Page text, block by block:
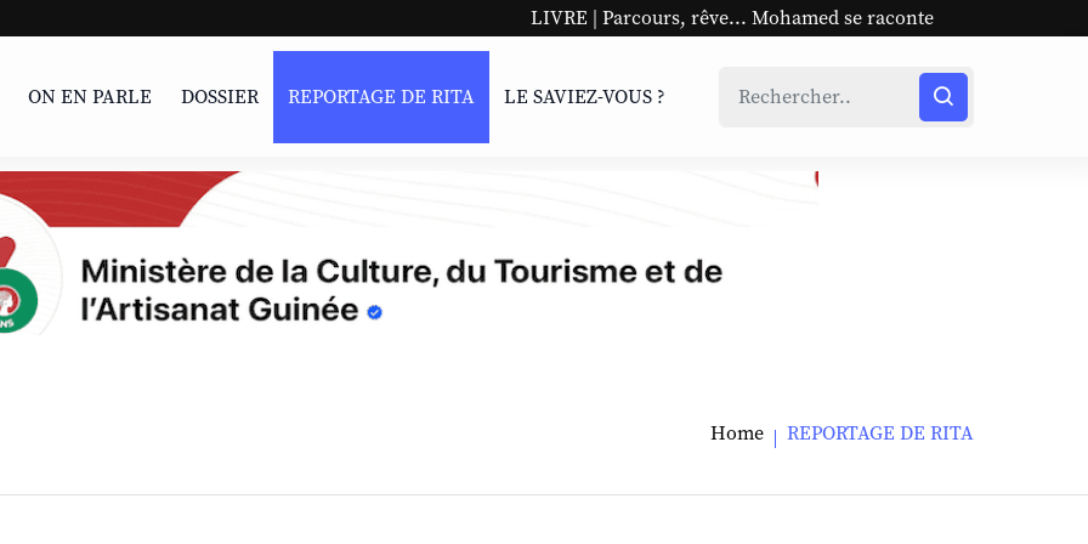
LIVRE | Parcours, rêve... Mohamed se raconte UNESCO |
ON EN PARLE DOSSIER REPORTAGE DE RITA LE SAVIEZ-VOUS ?
Home REPORTAGE DE RITA